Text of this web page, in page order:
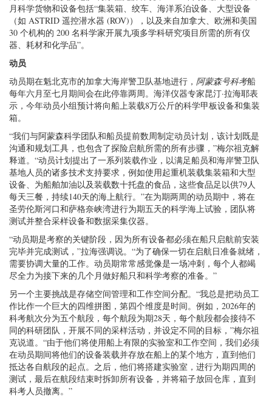
月科学货物和设备包括“集装箱、绞车、海洋系泊设备、大型设备
（如 ASTRID 遥控潜水器 (ROV)），以及来自加拿大、欧洲和美国
30 个机构的 200 名科学家开展九项多学科研究项目所需的所有仪
器、耗材和化学品”。
动员
动员期在魁北克市的加拿大海岸警卫队基地进行， 阿蒙森号科考船
每年六月至七月期间会在此停靠两周。海洋仪器专家昆汀·拉海耶表
示，今年动员小组预计将向船上装载8万公斤的科学甲板设备和集装
箱。
“我们与阿蒙森科学团队和船员提前数周制定动员计划，该计划既是
沟通和规划工具，也包含了探险启航所需的所有步骤，”梅尔祖克解
释道。“动员计划提出了一系列装载作业，以满足船员和海岸警卫队
基地人员的诸多技术支持要求，例如使用起重机装载集装箱和大型
设备、为船舶加油以及装载数十托盘的食品，这些食品足以供79人
每天三餐，持续140天的海上航行。”在为期两周的动员期中，将在
圣劳伦斯河口和萨格奈峡湾进行为期五天的科学海上试验，团队将
测试并整合采样设备和数据采集仪器。
“动员期是考察的关键阶段，因为所有设备都必须在船只启航前安装
完毕并完成测试，”拉海强调说。“为了确保一切在启航日准备就绪，
需要协调大量的工作。动员期常常感觉像是一场冲刺，每个人都竭
尽全力为接下来的几个月做好船只和科学考察的准备。”
另一个主要挑战是存储空间管理和工作空间分配。“我总是把动员工
作比作一个巨大的四维拼图，第四个维度是时间。例如，2026年的
科考航次分为五个航段，每个航段为期28天，每个航段都会接待不
同的科研团队，开展不同的采样活动，并设定不同的目标，”梅尔祖
克说道。“由于他们将使用船上有限的实验室和工作空间，我们必须
在动员期间将他们的设备装载并存放在船上的某个地方，直到他们
抵达各自航段的起点。之后，他们将搭建实验室，进行为期四周的
测试，最后在航段结束时拆卸所有设备，并将箱子放回仓库，直到
科考人员撤离。”